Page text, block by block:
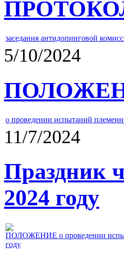
заседания антидопинговой
5/10/2024
о проведении испытаний
11/7/2024
Праздник
2024 году
ПОЛОЖЕНИЕ о проведении
году